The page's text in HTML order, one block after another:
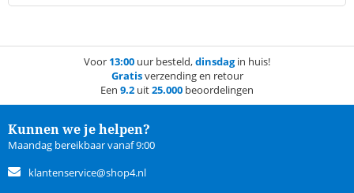
Voor 13:00 uur besteld,dinsdagin huis!
Gratisverzending en retour
Een 9.2 uit25.000 beoordelingen
Kunnen we je helpen?
Maandag bereikbaar vanaf 9:00
klantenservice@shop4.nl